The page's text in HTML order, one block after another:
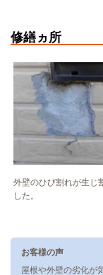
修繕ヵ所
外壁のひび割れが生じ
した。
お客様の声
屋根や外壁の劣化が